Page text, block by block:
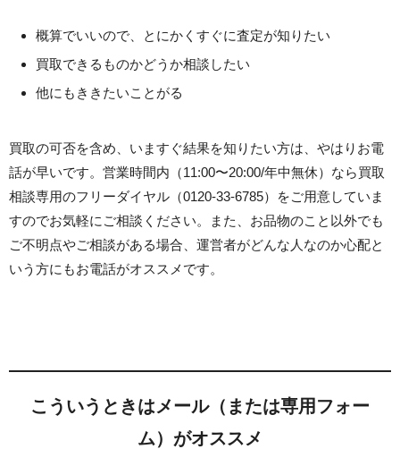
概算でいいので、とにかくすぐに査定が知りたい
買取できるものかどうか相談したい
他にもききたいことがる
買取の可否を含め、いますぐ結果を知りたい方は、やはりお電
話が早いです。営業時間内（11:00〜20:00/年中無休）なら買取
相談専用のフリーダイヤル（0120-33-6785）をご用意していま
すのでお気軽にご相談ください。また、お品物のこと以外でも
ご不明点やご相談がある場合、運営者がどんな人なのか心配と
いう方にもお電話がオススメです。
こういうときはメール（または専用フォー
ム）がオススメ